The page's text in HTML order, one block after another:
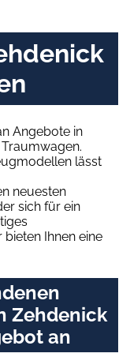
Angebote in
lässt
neuesten
sich für ein
Ihnen eine
Zehdenick
an